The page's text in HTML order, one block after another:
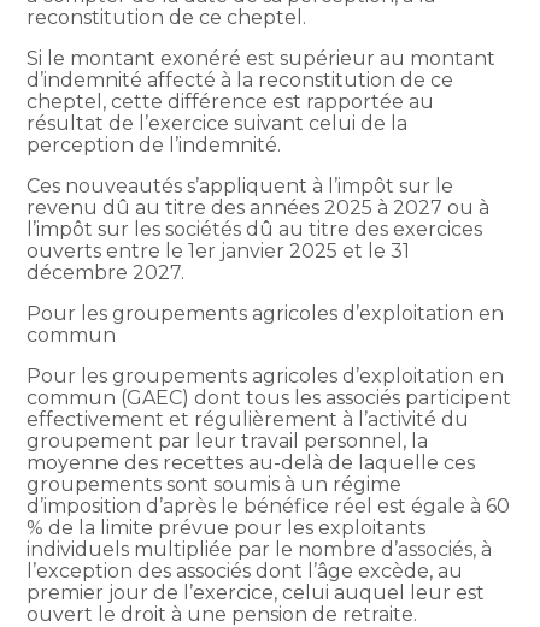
reconstitution de ce cheptel.
Si le montant exonéré est supérieur au montant
d’indemnité affecté à la reconstitution de ce
cheptel, cette différence est rapportée au
résultat de l’exercice suivant celui de la
perception de l’indemnité.
Ces nouveautés s’appliquent à l’impôt sur le
revenu dû au titre des années 2025 à 2027 ou à
l’impôt sur les sociétés dû au titre des exercices
ouverts entre le 1er janvier 2025 et le 31
décembre 2027.
Pour les groupements agricoles d’exploitation en
commun
Pour les groupements agricoles d’exploitation en
commun (GAEC) dont tous les associés participent
effectivement et régulièrement à l’activité du
groupement par leur travail personnel, la
moyenne des recettes au-delà de laquelle ces
groupements sont soumis à un régime
d’imposition d’après le bénéfice réel est égale à 60
% de la limite prévue pour les exploitants
individuels multipliée par le nombre d’associés, à
l’exception des associés dont l’âge excède, au
premier jour de l’exercice, celui auquel leur est
ouvert le droit à une pension de retraite.